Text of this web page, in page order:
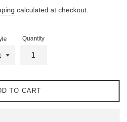
calculated at checkout.
Quantity
TO CART